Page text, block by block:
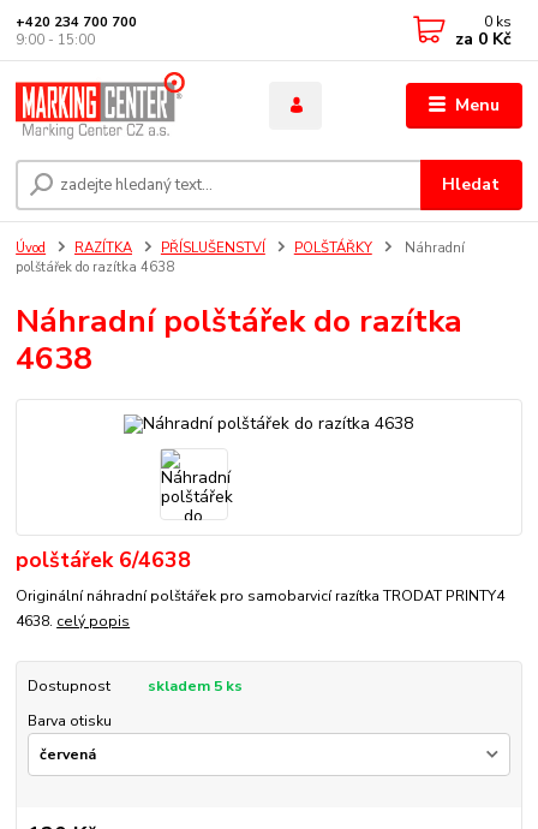
Menu
Hledat
+420 234 700 700
9:00 - 15:00
0 ks
za 0 Kč
Úvod RAZÍTKA PŘÍSLUŠENSTVÍ POLŠTÁŘKY
Náhradní
polštářek do razítka 4638
Náhradní polštářek do razítka
4638
polštářek 6/4638
Originální náhradní polštářek pro samobarvicí razítka TRODAT PRINTY4
4638. celý popis
Dostupnost
skladem 5 ks
Barva otisku